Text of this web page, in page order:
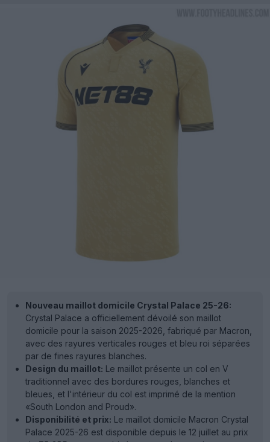
Nouveau maillot domicile Crystal Palace 25-26:
Crystal Palace a officiellement dévoilé son maillot
domicile pour la saison 2025-2026, fabriqué par Macron,
avec des rayures verticales rouges et bleu roi séparées
par de fines rayures blanches.
Design du maillot: Le maillot présente un col en V
traditionnel avec des bordures rouges, blanches et
bleues, et l'intérieur du col est imprimé de la mention
«South London and Proud».
Disponibilité et prix: Le maillot domicile Macron Crystal
Palace 2025-26 est disponible depuis le 12 juillet au prix